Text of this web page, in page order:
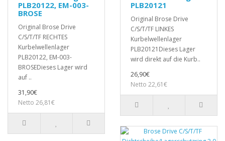
PLB20122, EM-003-
BROSE
Original Brose Drive
C/S/T/TF RECHTES
Kurbelwellenlager
PLB20122, EM-003-
BROSEDieses Lager wird
auf ..
31,90€
Netto 26,81€
PLB20121
Original Brose Drive
C/S/T/TF LINKES
Kurbelwellenlager
PLB20121Dieses Lager
wird direkt auf die Kurb..
26,90€
Netto 22,61€